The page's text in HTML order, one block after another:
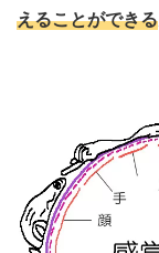
えることができる